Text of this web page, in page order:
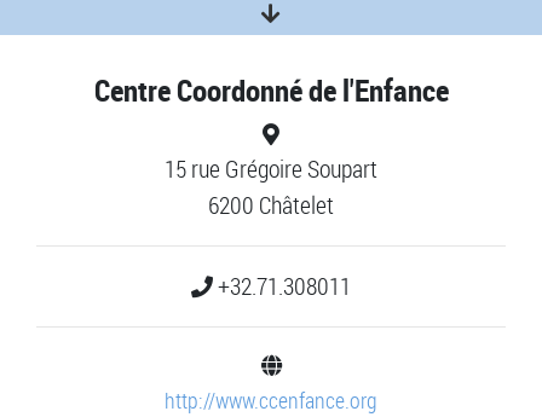
Centre Coordonné de l'Enfance
15 rue Grégoire Soupart
6200 Châtelet
+32.71.308011
http://www.ccenfance.org